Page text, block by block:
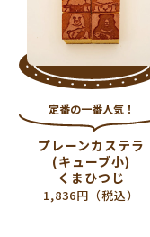
定番の一番人気！
プレーンカステラ
(キューブ小)
くまひつじ
1,836円（税込）